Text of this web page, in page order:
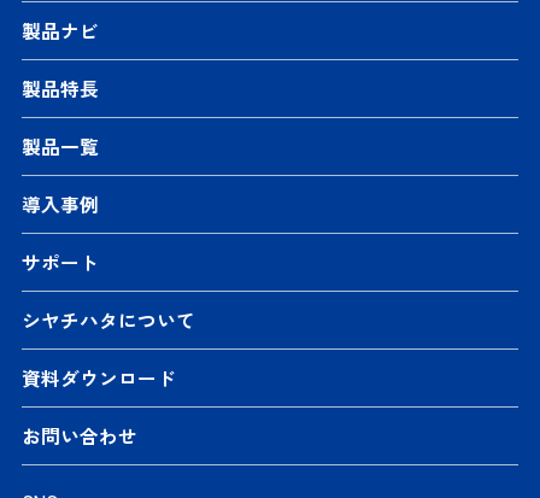
製品ナビ
製品特長
製品一覧
導入事例
サポート
シヤチハタについて
資料ダウンロード
お問い合わせ